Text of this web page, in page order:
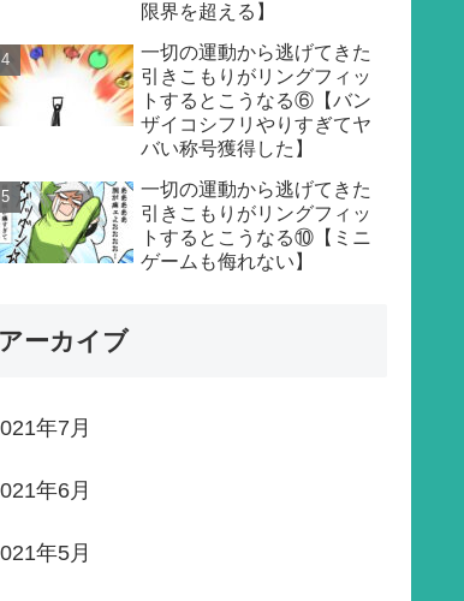
限界を超える】
一切の運動から逃げてきた
引きこもりがリングフィッ
トするとこうなる⑥【バン
ザイコシフリやりすぎてヤ
バい称号獲得した】
一切の運動から逃げてきた
引きこもりがリングフィッ
トするとこうなる⑩【ミニ
ゲームも侮れない】
アーカイブ
年7月
年6月
年5月